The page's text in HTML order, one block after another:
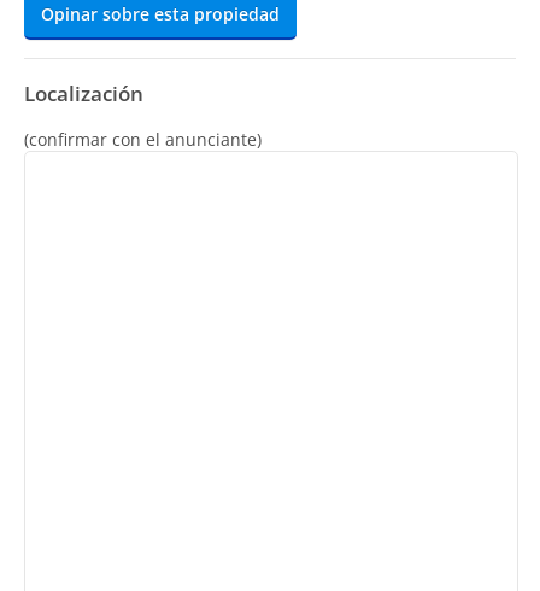
Opinar sobre esta propiedad
Localización
(confirmar con el anunciante)